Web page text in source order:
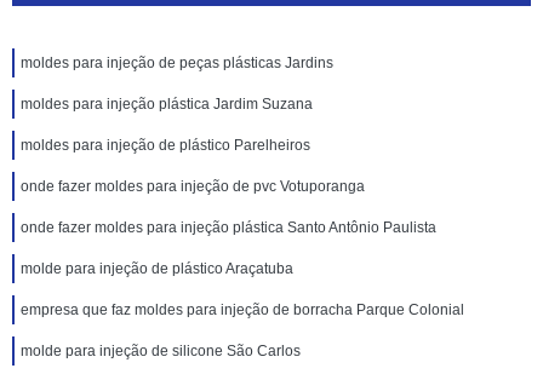
moldes para injeção de peças plásticas Jardins
moldes para injeção plástica Jardim Suzana
moldes para injeção de plástico Parelheiros
onde fazer moldes para injeção de pvc Votuporanga
onde fazer moldes para injeção plástica Santo Antônio Paulista
molde para injeção de plástico Araçatuba
empresa que faz moldes para injeção de borracha Parque Colonial
molde para injeção de silicone São Carlos